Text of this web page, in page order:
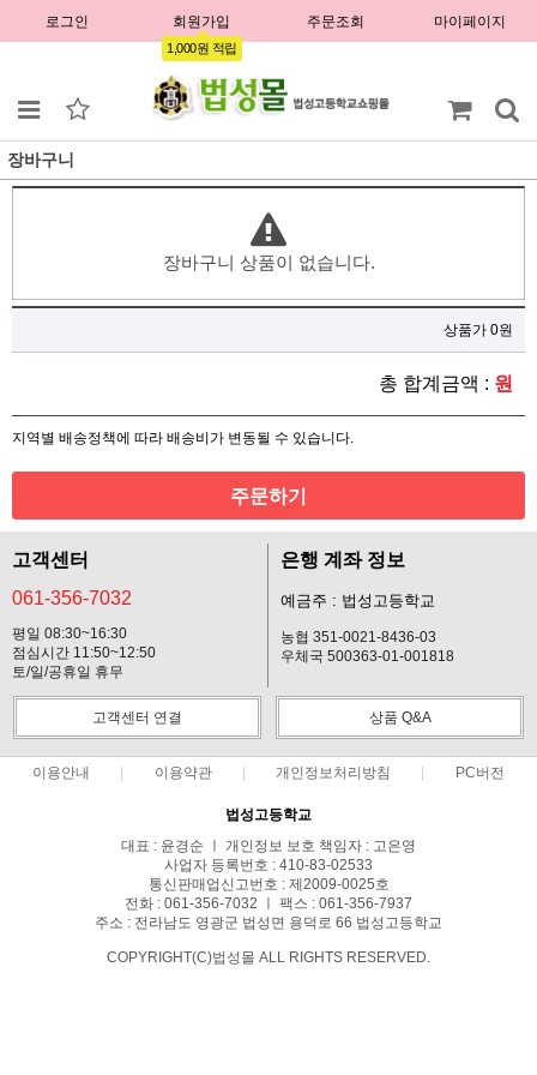
로그인 회원가입
1,000원 적립
주문조회 마이페이지
장바구니
장바구니 상품이 없습니다.
상품가 0원
총 합계금액 : 원
지역별 배송정책에 따라 배송비가 변동될 수 있습니다.
주문하기
고객센터
061-356-7032
평일 08:30~16:30
점심시간 11:50~12:50
토/일/공휴일 휴무
은행 계좌 정보
예금주 : 법성고등학교
농협 351-0021-8436-03
우체국 500363-01-001818
고객센터 연결 상품 Q&A
이용안내 이용약관 개인정보처리방침 PC버전
법성고등학교
대표 : 윤경순 ㅣ 개인정보 보호 책임자 : 고은영
사업자 등록번호 : 410-83-02533
통신판매업신고번호 : 제2009-0025호
전화 : 061-356-7032 ㅣ 팩스 : 061-356-7937
주소 : 전라남도 영광군 법성면 용덕로 66 법성고등학교
COPYRIGHT(C)법성몰 ALL RIGHTS RESERVED.